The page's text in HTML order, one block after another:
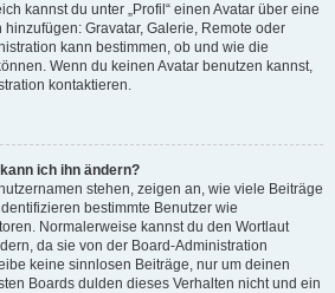
kannst du unter „Profil“ einen Avatar über eine
Gravatar, Galerie, Remote oder
kann bestimmen, ob und wie die
Wenn du keinen Avatar benutzen kannst,
kontaktieren.
ich ihn ändern?
stehen, zeigen an, wie viele Beiträge
bestimmte Benutzer wie
Normalerweise kannst du den Wortlaut
da sie von der Board-Administration
keine sinnlosen Beiträge, nur um deinen
Boards dulden dieses Verhalten nicht und ein